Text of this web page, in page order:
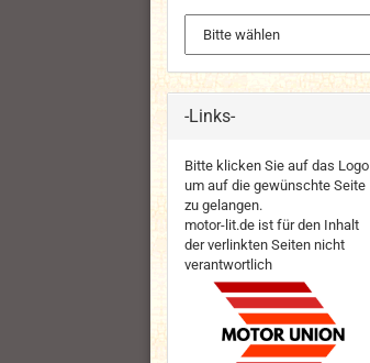
-Links-
Bitte klicken Sie auf das Logo
um auf die gewünschte Seite
zu gelangen.
motor-lit.de ist für den Inhalt
der verlinkten Seiten nicht
verantwortlich